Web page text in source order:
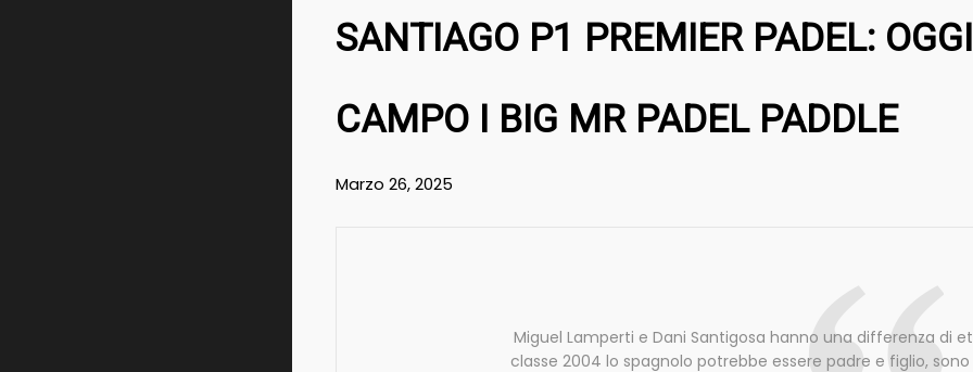
SANTIAGO P1 PREMIER PADEL:
CAMPO I BIG MR PADEL PADDLE
Marzo 26, 2025
Miguel Lamperti e Dani Santigosa hanno una differenza di
classe 2004 lo spagnolo potrebbe essere padre e figlio,